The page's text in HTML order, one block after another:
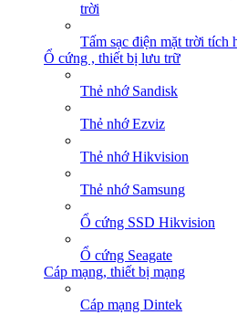
trời
Tấm sạc điện mặt trời tích
Ổ cứng , thiết bị lưu trữ
Thẻ nhớ Sandisk
Thẻ nhớ Ezviz
Thẻ nhớ Hikvision
Thẻ nhớ Samsung
Ổ cứng SSD Hikvision
Ổ cứng Seagate
Cáp mạng, thiết bị mạng
Cáp mạng Dintek